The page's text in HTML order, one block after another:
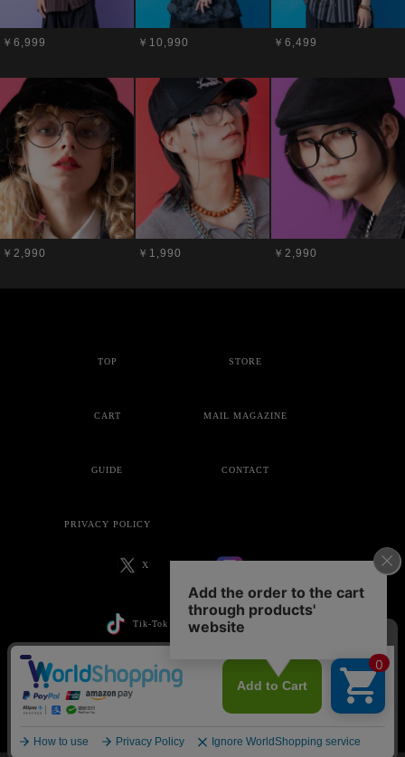
￥6,999 ￥10,990 ￥6,499
￥2,990 ￥1,990 ￥2,990
TOP STORE
CART MAIL MAGAZINE
GUIDE CONTACT
PRIVACY POLICY
X
Tik-Tok
Copyright © ankoROCK all rights reserved.